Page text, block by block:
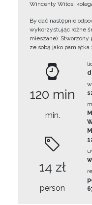
Wincenty Witos,
By dać następnie
wykorzystując różne
mieszane).
ze sobą jako
120 min
min.
14 zł
person